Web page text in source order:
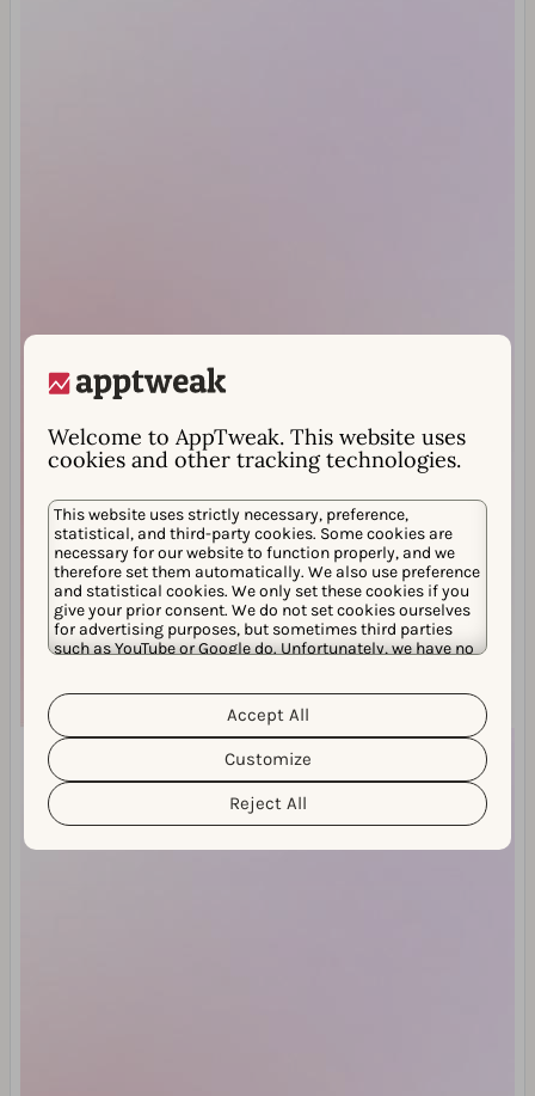
Welcome to AppTweak. This website uses
cookies and other tracking technologies.
This website uses strictly necessary, preference,
statistical, and third-party cookies. Some cookies are
necessary for our website to function properly, and we
therefore set them automatically. We also use preference
and statistical cookies. We only set these cookies if you
give your prior consent. We do not set cookies ourselves
for advertising purposes, but sometimes third parties
such as YouTube or Google do. Unfortunately, we have no
personal data and the different cookies we use, please
read our
Cookie Policy&Privacy Policy
customize your cookie settings and preferences by
clicking the “Customize” button.
Reject All
Customize
Accept All